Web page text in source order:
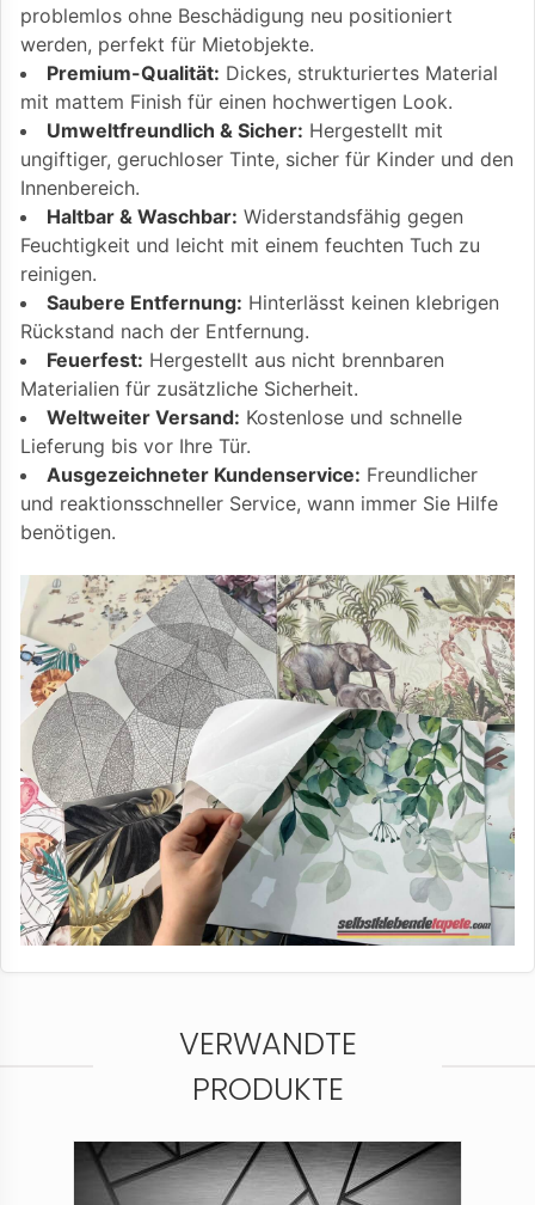
problemlos ohne Beschädigung neu positioniert
werden, perfekt für Mietobjekte.
Premium-Qualität: Dickes, strukturiertes Material
mit mattem Finish für einen hochwertigen Look.
Umweltfreundlich & Sicher: Hergestellt mit
ungiftiger, geruchloser Tinte, sicher für Kinder und den
Innenbereich.
Haltbar & Waschbar: Widerstandsfähig gegen
Feuchtigkeit und leicht mit einem feuchten Tuch zu
reinigen.
Saubere Entfernung: Hinterlässt keinen klebrigen
Rückstand nach der Entfernung.
Feuerfest: Hergestellt aus nicht brennbaren
Materialien für zusätzliche Sicherheit.
Weltweiter Versand: Kostenlose und schnelle
Lieferung bis vor Ihre Tür.
Ausgezeichneter Kundenservice: Freundlicher
und reaktionsschneller Service, wann immer Sie Hilfe
benötigen.
VERWANDTE
PRODUKTE